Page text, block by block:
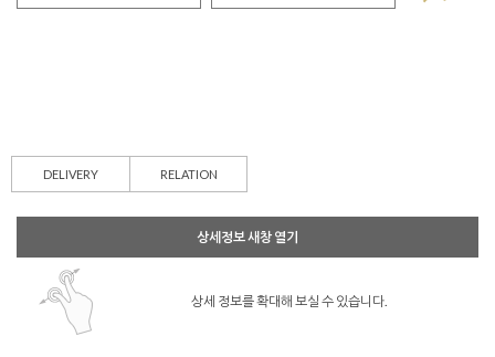
DELIVERY RELATION
상세정보 새창 열기
상세 정보를 확대해 보실 수 있습니다.